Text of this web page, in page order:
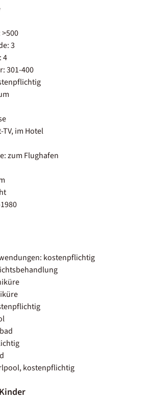
3
4
301-400
TV, im Hotel
zum Flughafen
kostenpflichtig
kostenpflichtig